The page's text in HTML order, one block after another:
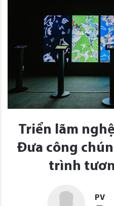
Triển lãm
Đưa công
trình
PV